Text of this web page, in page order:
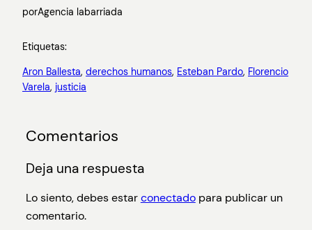
porAgencia labarriada
Etiquetas:
Aron Ballesta, derechos humanos, Esteban Pardo, Florencio
Varela, justicia
Comentarios
Deja una respuesta
Lo siento, debes estarconectadopara publicar un
comentario.